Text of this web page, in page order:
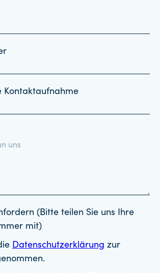
Kontaktaufnahme
(Bitte teilen Sie uns Ihre
mit)
Datenschutzerklärung zur